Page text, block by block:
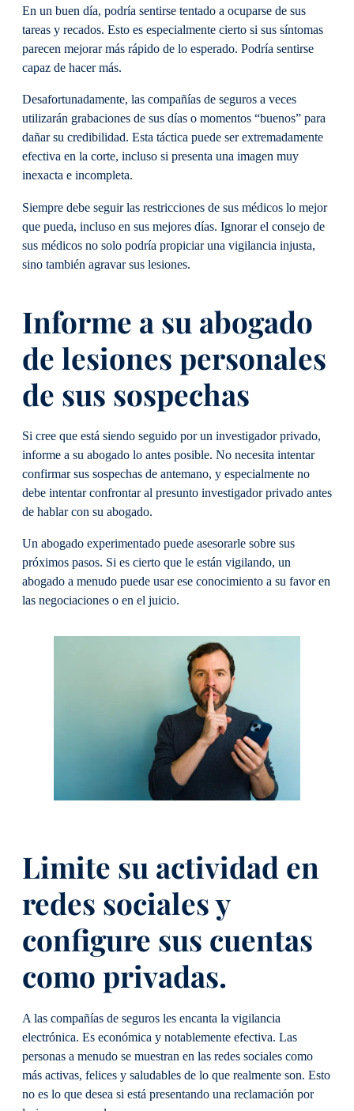
En un buen día, podría sentirse tentado a ocuparse de sus
tareas y recados. Esto es especialmente cierto si sus síntomas
parecen mejorar más rápido de lo esperado. Podría sentirse
capaz de hacer más.
Desafortunadamente, las compañías de seguros a veces
utilizarán grabaciones de sus días o momentos “buenos” para
dañar su credibilidad. Esta táctica puede ser extremadamente
efectiva en la corte, incluso si presenta una imagen muy
inexacta e incompleta.
Siempre debe seguir las restricciones de sus médicos lo mejor
que pueda, incluso en sus mejores días. Ignorar el consejo de
sus médicos no solo podría propiciar una vigilancia injusta,
sino también agravar sus lesiones.
Informe a su abogado
de lesiones personales
de sus sospechas
Si cree que está siendo seguido por un investigador privado,
informe a su abogado lo antes posible. No necesita intentar
confirmar sus sospechas de antemano, y especialmente no
debe intentar confrontar al presunto investigador privado antes
de hablar con su abogado.
Un abogado experimentado puede asesorarle sobre sus
próximos pasos. Si es cierto que le están vigilando, un
abogado a menudo puede usar ese conocimiento a su favor en
las negociaciones o en el juicio.
Limite su actividad en
redes sociales y
configure sus cuentas
como privadas.
A las compañías de seguros les encanta la vigilancia
electrónica. Es económica y notablemente efectiva. Las
personas a menudo se muestran en las redes sociales como
más activas, felices y saludables de lo que realmente son. Esto
no es lo que desea si está presentando una reclamación por